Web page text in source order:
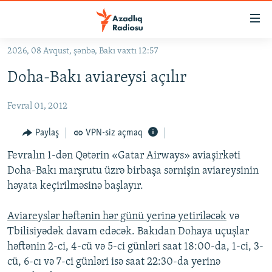
Əsas
qayıt
naviqasiyaya
Axtarışa
keç
KORRUPSIOMETR
#ƏSLINDƏ
FƏRQƏ BAX
QANUNI DOĞRU
ARAŞDIRMA
MULTIMEDIA
VIDEO
FOTOQALEREYA
RADIO ARXIV
OXU ZALI
HAQQIMIZDA
2026, 08 Avqust, şənbə, Bakı vaxtı 12:57
Doha-Bakı aviareysi açılır
Fevral 01, 2012
Paylaş VPN-siz açmaq
Fevralın 1-dən Qətərin «Gatar Airways» aviaşirkəti
Doha-Bakı marşrutu üzrə birbaşa sərnişin aviareysinin
həyata keçirilməsinə başlayır.
Aviareyslər həftənin hər günü yerinə yetiriləcək və
Tbilisiyədək davam edəcək. Bakıdan Dohaya uçuşlar
həftənin 2-ci, 4-cü və 5-ci günləri saat 18:00-da, 1-ci, 3-
cü, 6-cı və 7-ci günləri isə saat 22:30-da yerinə